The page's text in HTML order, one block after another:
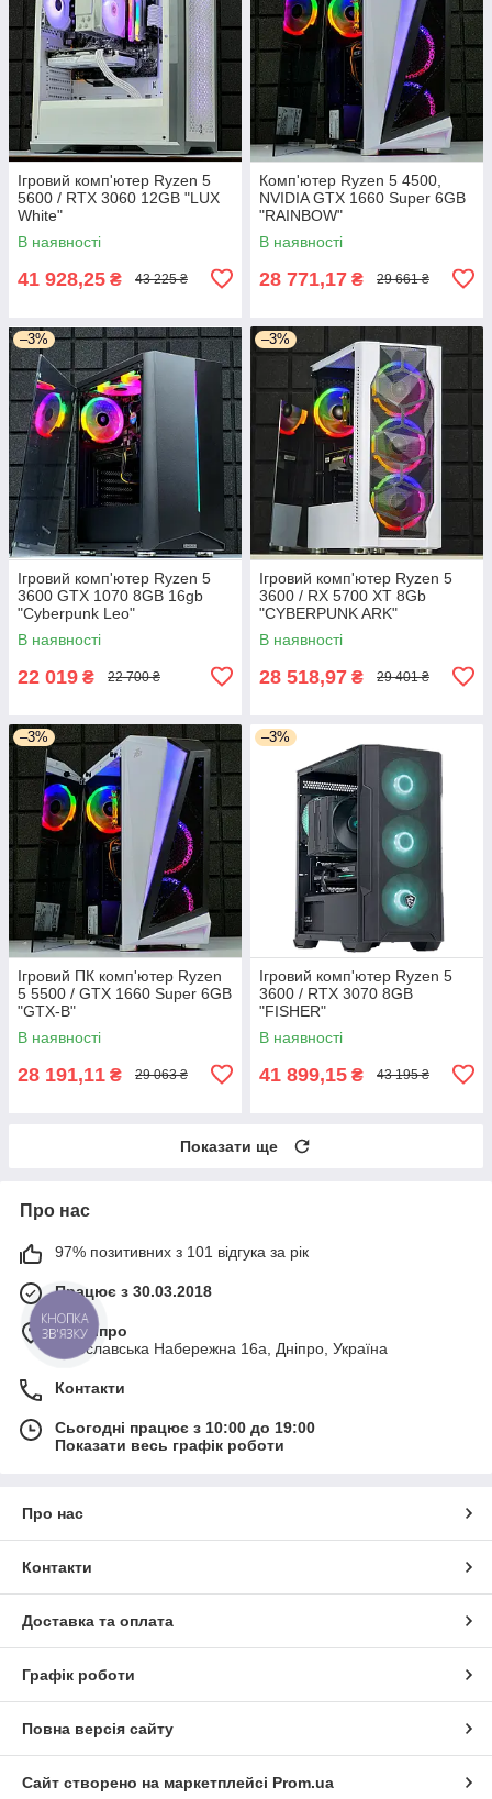
Ігровий комп'ютер Ryzen 5
5600 / RTX 3060 12GB "LUX
White"
В наявності
41 928,25 ₴ 43 225 ₴
Комп'ютер Ryzen 5 4500,
NVIDIA GTX 1660 Super 6GB
"RAINBOW"
В наявності
28 771,17 ₴ 29 661 ₴
–3%
Ігровий комп'ютер Ryzen 5
3600 GTX 1070 8GB 16gb
"Cyberpunk Leo"
В наявності
22 019 ₴ 22 700 ₴
–3%
Ігровий комп'ютер Ryzen 5
3600 / RX 5700 XT 8Gb
"CYBERPUNK ARK"
В наявності
28 518,97 ₴ 29 401 ₴
–3%
Ігровий ПК комп'ютер Ryzen
5 5500 / GTX 1660 Super 6GB
"GTX-B"
В наявності
28 191,11 ₴ 29 063 ₴
–3%
Ігровий комп'ютер Ryzen 5
3600 / RTX 3070 8GB
"FISHER"
В наявності
41 899,15 ₴ 43 195 ₴
Показати ще
Про нас
97% позитивних з 101 відгука за рік
Працює з 30.03.2018
м. Дніпро
Січеславська Набережна 16а, Дніпро, Україна
Контакти
Сьогодні працює з 10:00 до 19:00
Показати весь графік роботи
Про нас
Контакти
Доставка та оплата
Графік роботи
Повна версія сайту
Сайт створено на маркетплейсі Prom.ua
КНОПКА
ЗВ'ЯЗКУ